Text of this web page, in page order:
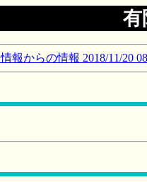
有
報からの情報 2018/11/20